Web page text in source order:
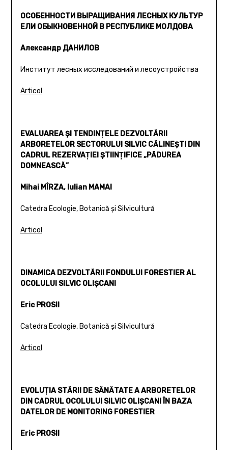
ОСОБЕННОСТИ ВЫРАЩИВАНИЯ ЛЕСНЫХ КУЛЬТУР
ЕЛИ ОБЫКНОВЕННОЙ В РЕСПУБЛИКЕ МОЛДОВА
Александр ДАНИЛОВ
Институт лесных исследований и лесоустройства
Articol
EVALUAREA ŞI TENDINŢELE DEZVOLTĂRII
ARBORETELOR SECTORULUI SILVIC CĂLINEŞTI DIN
CADRUL REZERVAŢIEI ŞTIINŢIFICE „PĂDUREA
DOMNEASCĂ”
Mihai MÎRZA, Iulian MAMAI
Catedra Ecologie, Botanică şi Silvicultură
Articol
DINAMICA DEZVOLTĂRII FONDULUI FORESTIER AL
OCOLULUI SILVIC OLIŞCANI
Eric PROSII
Catedra Ecologie, Botanică şi Silvicultură
Articol
EVOLUŢIA STĂRII DE SĂNĂTATE A ARBORETELOR
DIN CADRUL OCOLULUI SILVIC OLIŞCANI ÎN BAZA
DATELOR DE MONITORING FORESTIER
Eric PROSII